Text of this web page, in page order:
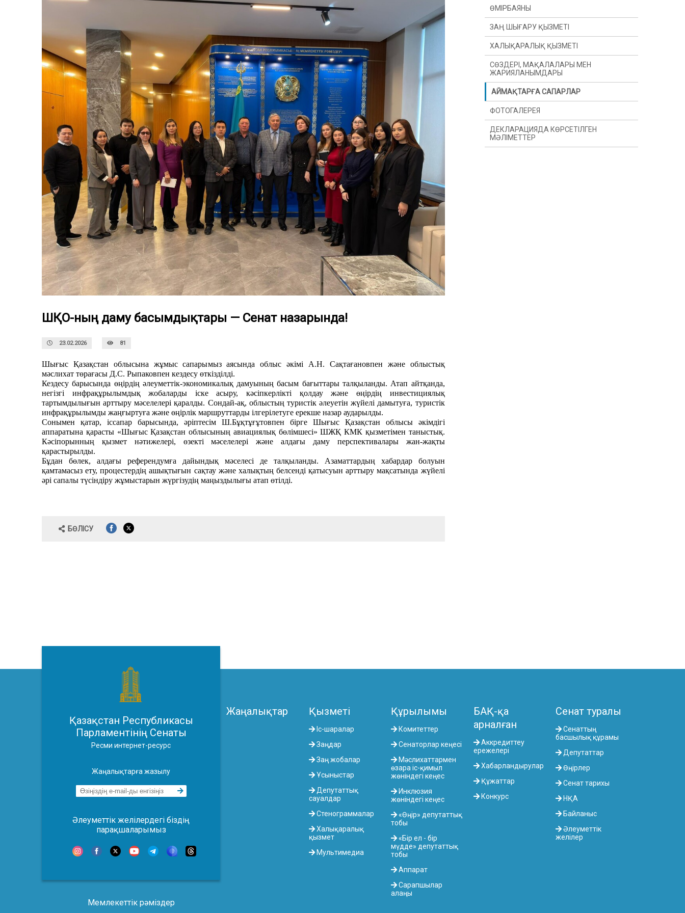
ШҚО-ның даму басымдықтары — Сенат назарында!
23.02.2026 81
Шығыс Қазақстан облысына жұмыс сапарымызаясында облыс әкімі А.Н. Сақтағановпен және облыстық
мәслихат төрағасы Д.С. Рыпаковпен кездесу өткізділді.
Кездесу барысында өңірдің әлеуметтік-экономикалық дамуының басым бағыттары талқыланды. Атап айтқанда,
негізгі инфрақұрылымдық жобаларды іске асыру, кәсіпкерлікті қолдау және өңірдің инвестициялық
тартымдылығын арттыру мәселелері қаралды. Сондай-ақ, облыстың туристік әлеуетін жүйелі дамытуға, туристік
инфрақұрылымды жаңғыртуға және өңірлік маршруттарды ілгерілетуге ерекше назар аударылды.
Сонымен қатар, іссапар барысында, әріптесім Ш.Бұқтұғұтовпен бірге Шығыс Қазақстан облысы әкімдігі
аппаратына қарасты «Шығыс Қазақстан облысының авиациялық бөлімшесі» ШЖҚ КМК қызметімен таныстық.
Кәсіпорынның қызмет нәтижелері, өзекті мәселелері және алдағы даму перспективалары жан-жақты
қарастырылды.
Бұдан бөлек, алдағы референдумға дайындық мәселесі де талқыланды. Азаматтардың хабардар болуын
қамтамасыз ету, процестердің ашықтығын сақтау және халықтың белсенді қатысуын арттыру мақсатында жүйелі
әрі сапалы түсіндіру жұмыстарын жүргізудің маңыздылығы атап өтілді.
БӨЛІСУ
ӨМІРБАЯНЫ
ЗАҢ ШЫҒАРУ ҚЫЗМЕТІ
ХАЛЫҚАРАЛЫҚ ҚЫЗМЕТІ
СӨЗДЕРІ, МАҚАЛАЛАРЫ МЕН
ЖАРИЯЛАНЫМДАРЫ
АЙМАҚТАРҒА САПАРЛАР
ФОТОГАЛЕРЕЯ
ДЕКЛАРАЦИЯДА КӨРСЕТІЛГЕН
МӘЛІМЕТТЕР
Қазақстан Республикасы
Парламентінің Сенаты
Ресми интернет-ресурс
Жаңалықтарға жазылу
Әлеуметтік желілердегі біздің
парақшаларымыз
Мемлекеттік рәміздер
Жаңалықтар Қызметі
Іс-шаралар
Заңдар
Заң жобалар
Ұсыныстар
Депутаттық
сауалдар
Стенограммалар
Халықаралық
қызмет
Мультимедиа
Құрылымы
Комитеттер
Сенаторлар кеңесі
Мәслихаттармен
өзара іс-қимыл
жөніндегі кеңес
Инклюзия
жөніндегі кеңес
«Өңір» депутаттық
тобы
«Бір ел - бір
мүдде» депутаттық
тобы
Аппарат
Сарапшылар
алаңы
БАҚ-қа
арналған
Аккредиттеу
ережелері
Хабарландырулар
Құжаттар
Конкурс
Сенат туралы
Сенаттың
басшылық құрамы
Депутаттар
Өңірлер
Сенат тарихы
НҚА
Байланыс
Әлеуметтік
желілер